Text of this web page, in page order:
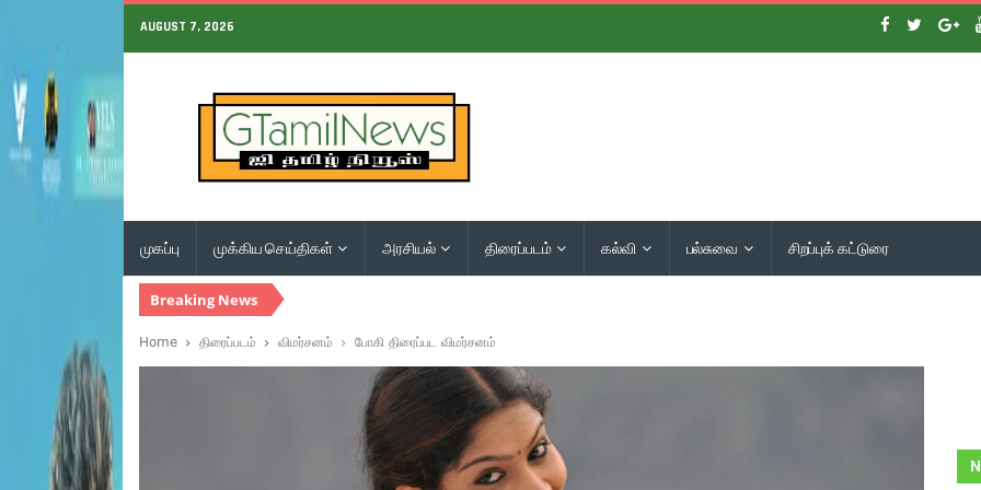
AUGUST 7, 2026
முகப்பு முக்கிய செய்திகள் அரசியல் திரைப்படம் கல்வி பல்சுவை சிறப்புக் கட்டுரை
Breaking News
Home திரைப்படம் விமர்சனம் போகி திரைப்பட விமர்சனம்